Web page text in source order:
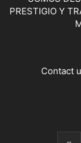
PRESTIGIO Y
Contact